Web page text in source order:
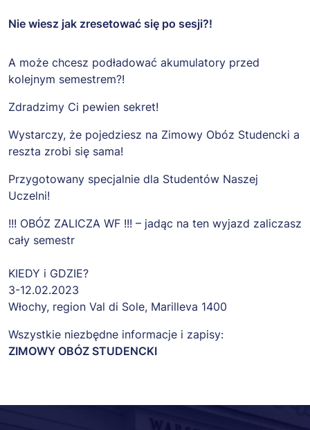
Nie wiesz jak zresetować się po sesji?!
A może chcesz podładować akumulatory przed
kolejnym semestrem?!
Zdradzimy Ci pewien sekret!
Wystarczy, że pojedziesz na Zimowy Obóz Studencki a
reszta zrobi się sama!
Przygotowany specjalnie dla Studentów Naszej
Uczelni!
!!! OBÓZ ZALICZA WF !!! – jadąc na ten wyjazd zaliczasz
cały semestr
KIEDY i GDZIE?
3-12.02.2023
Włochy, region Val di Sole, Marilleva 1400
Wszystkie niezbędne informacje i zapisy:
ZIMOWY OBÓZ STUDENCKI